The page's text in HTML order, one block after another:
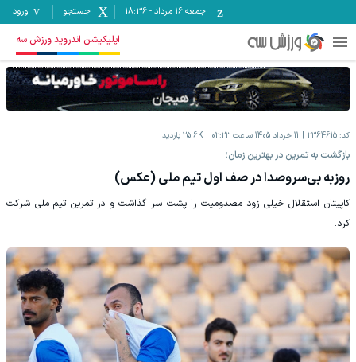
جمعه ۱۶ مرداد -
18:36 جستجو ورود
اپلیکیشن اندروید ورزش سه
کد: 2364615 11 خرداد 1405 ساعت 02:23 25.6K بازدید
بازگشت به تمرین در بهترین زمان؛
روزبه بی‌سروصدا در صف اول تیم ملی (عکس)
کاپیتان استقلال خیلی زود مصدومیت را پشت سر گذاشت و در تمرین تیم ملی شرکت
کرد.